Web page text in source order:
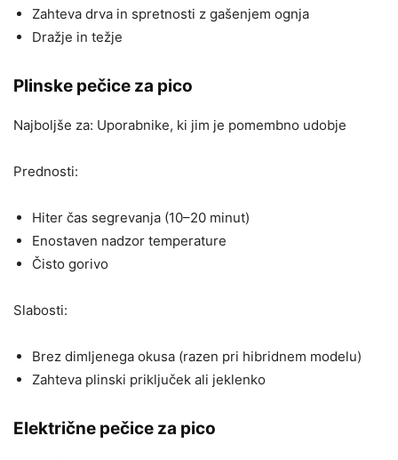
Zahteva drva in spretnosti z gašenjem ognja
Dražje in težje
Plinske pečice za pico
Najboljše za: Uporabnike, ki jim je pomembno udobje
Prednosti:
Hiter čas segrevanja (10–20 minut)
Enostaven nadzor temperature
Čisto gorivo
Slabosti:
Brez dimljenega okusa (razen pri hibridnem modelu)
Zahteva plinski priključek ali jeklenko
Električne pečice za pico